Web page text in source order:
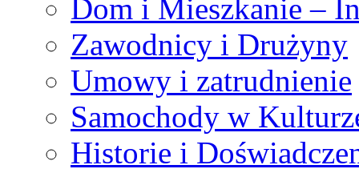
Dom i Mieszkanie –
Zawodnicy i Drużyny
Umowy i zatrudnienie
Samochody w
Historie i